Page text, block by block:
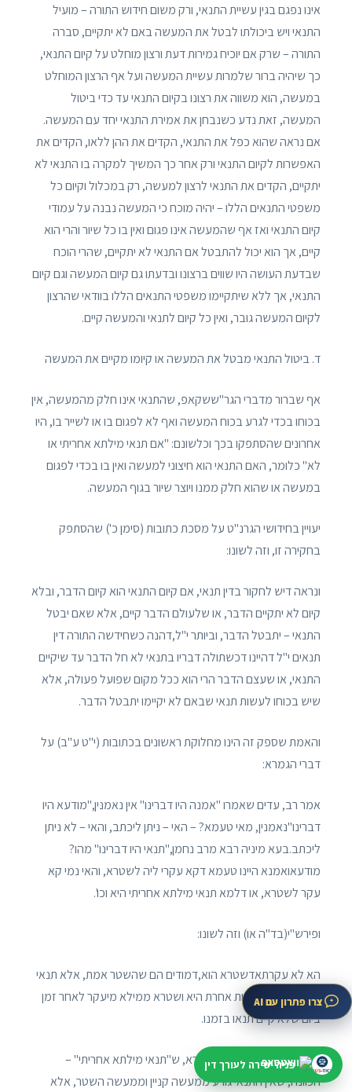
אינו נפגם בגין עשיית התנאי, ורק משום חידוש התורה – מועיל
התנאי ויש ביכולתו לבטל את המעשה באם לא יתקיים, סברה
התורה – שרק אם יוכיח גמירות דעת ורצון מוחלט על קיום התנאי,
כך שיהיה ברור שלמרות עשיית המעשה ועל אף הרצון המוחלט
במעשה, הוא משווה את רצונו בקיום התנאי עד כדי ביטול
המעשה, זאת נדע כשנבחן את אמירת התנאי יחד עם המעשה.
אם נראה שהוא כפל את התנאי, הקדים את ההן ללאו, הקדים את
האפשרות לקיום התנאי ורק אחר כך המשיך למקרה בו התנאי לא
יתקיים, הקדים את התנאי לרצון למעשה, רק במכלול וקיום כל
משפטי התנאים הללו – יהיה מוכח כי המעשה נבנה על עמודי
קיום התנאי ואז אף שהמעשה אינו פגום ואין בו כל שיור והרי הוא
קיים, אך הוא יכול להתבטל אם התנאי לא יתקיים, שהרי הוכח
שבדעת העושה היו שווים ברצונו ובדעתו גם קיום המעשה וגם קיום
התנאי, אך ללא שיתקיימו משפטי התנאים הללו בוודאי שהרצון
לקיום המעשה גובר, ואין כל קיום לתנאי והמעשה קיים.
ד. ביטול התנאי מבטל את המעשה או קיומו מקיים את המעשה
אף שברור מדברי הגר"ששקאפ, שהתנאי אינו חלק מהמעשה, אין
בכוחו בכדי לגרע בכוח המעשה ואף לא לפגום בו או לשייר בו, היו
אחרונים שהסתפקו בכך וכלשונם: "אם תנאי מילתא אחריתי או
לא" כלומר, האם התנאי הוא חיצוני למעשה ואין בו בכדי לפגום
במעשה או שהוא חלק ממנו ויוצר שיור בגוף המעשה.
יעויין בחידושי הגרנ"ט על מסכת כתובות (סימן כ') שהסתפק
בחקירה זו, וזה לשונו:
ונראה דיש לחקור בדין תנאי, אם קיום התנאי הוא קיום הדבר, ובלא
קיום לא יתקיים הדבר, או שלעולם הדבר קיים, אלא שאם יבטל
התנאי – יתבטל הדבר, וביותר י"ל,דהנה כשחידשה התורה דין
תנאים י"ל דהיינו דכשתולה דבריו בתנאי לא חל הדבר עד שיקיים
התנאי, או שעצם הדבר הרי הוא ככל מקום שפועל פעולה, אלא
שיש בכוחו לעשות תנאי שבאם לא יקיימו יתבטל הדבר.
והאמת שספק זה הינו מחלוקת ראשונים בכתובות (י"ט ע"ב) על
דברי הגמרא:
אמר רב, עדים שאמרו "אמנה היו דברינו" אין נאמנין,"מודעא היו
דברינו"נאמנין, מאי טעמא? – האי – ניתן ליכתב, והאי – לא ניתן
ליכתב.בעא מיניה רבא מרב נחמן,"תנאי היו דברינו" מהו?
מודעאואמנא היינו טעמא דקא עקרי ליה לשטרא, והאי נמי קא
עקר לשטרא, או דלמא תנאי מילתא אחריתי היא וכו'.
ופירש"י(בד"ה או) וזה לשונו:
הא לא עקרתאדשטרא הוא,דמודים הם שהשטר אמת, אלא תנאי
היה ביניהם וזו עדות אחרת היא ושטרא ממילא מיעקר לאחר זמן
ביום שלא קיים תנאו בזמנו.
ביאר רש"י שצד זה של הגמרא, ש"תנאי מילתא אחריתי" –
הכוונה, שאין התנאי גורע ממעשה קניין וממעשה השטר, אלא
צרו פתרון עם AI
פניה ישירה לעורך דין